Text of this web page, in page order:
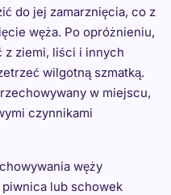
do jej zamarznięcia, co z
węża. Po opróżnieniu,
z ziemi, liści i innych
wilgotną szmatką.
w miejscu,
czynnikami
węży
lub schowek